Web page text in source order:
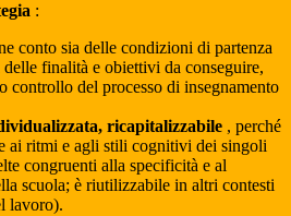
:
conto sia delle condizioni di partenza
finalità e obiettivi da conseguire,
controllo del processo di insegnamento
ricapitalizzabile , perché
ai ritmi e agli stili cognitivi dei singoli
congruenti alla specificità e al
scuola; è riutilizzabile in altri contesti
lavoro).